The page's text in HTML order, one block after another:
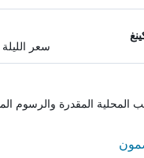
سعر
المحلية المقدرة والرسوم